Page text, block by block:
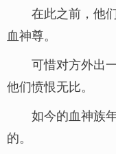
在此之前，他
血神尊。
可惜对方外出
他们愤恨无比。
如今的血神族
的。